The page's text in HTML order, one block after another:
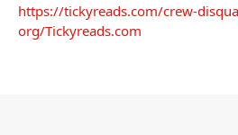
https://tickyreads.com/crew-
org/Tickyreads.com